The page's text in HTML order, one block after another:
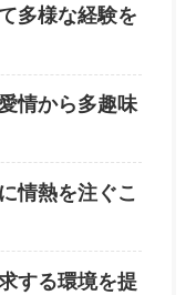
多様な経験を
情から多趣味
情熱を注ぐこ
する環境を提